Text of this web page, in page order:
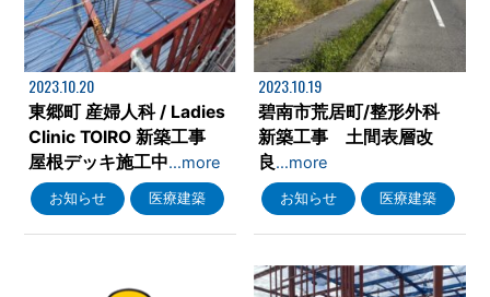
2023.10.20
東郷町 産婦人科 / Ladies
Clinic TOIRO 新築工事
屋根デッキ施工中…more
お知らせ 医療建築
2023.10.19
碧南市荒居町/整形外科
新築工事 土間表層改
良…more
お知らせ 医療建築